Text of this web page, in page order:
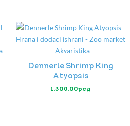
Dennerle Shrimp King
Atyopsis
1,300.00рсд